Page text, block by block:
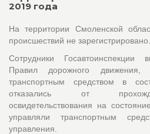
2019 года
На территории Смоленской
происшествий не зарегистрировано.
Сотрудники
Правил дорожного движения,
транспортным средством в
отказались от
освидетельствования на
управляли транспортным
управления.